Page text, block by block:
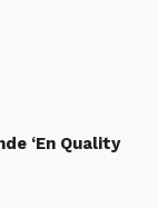
‘En Quality